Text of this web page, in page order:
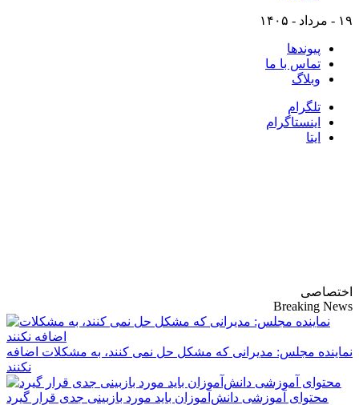
۱۹ - مرداد - ۱۴۰۵
پیوندها
تماس با ما
وبلاگ
تلگرام
اینستاگرام
ایتا
اختصاصی
Breaking News
نماینده مجلس: مدیرانی که مشکل حل نمی کنند، به مشکلات اضافه
نکنند
محتوای آموزشی دانش‌آموزان باید مورد بازبینی جدی قرار گیرد